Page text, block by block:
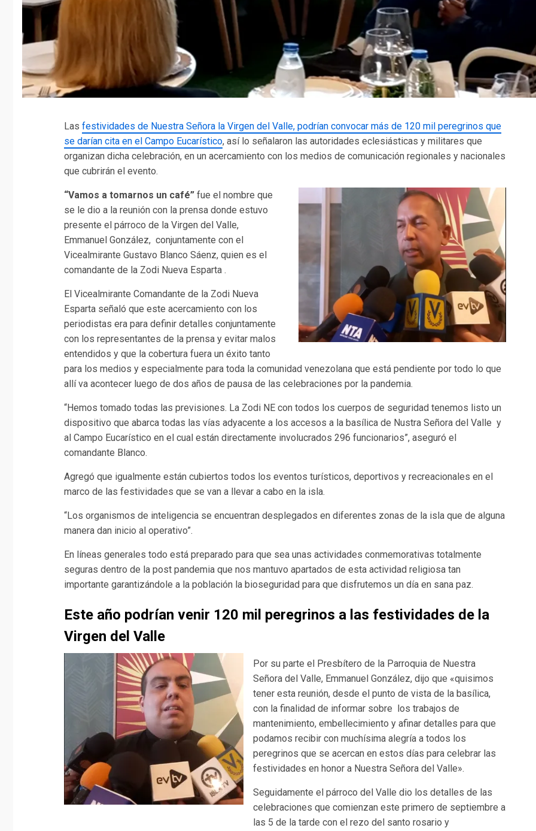
Las festividades de Nuestra Señora la Virgen del Valle, podrían convocar más de 120 mil peregrinos que
se darían cita en el Campo Eucarístico, así lo señalaron las autoridades eclesiásticas y militares que
organizan dicha celebración, en un acercamiento con los medios de comunicación regionales y nacionales
que cubrirán el evento.
“Vamos a tomarnos un café” fue el nombre que
se le dio a la reunión con la prensa donde estuvo
presente el párroco de la Virgen del Valle,
Emmanuel González, conjuntamente con el
Vicealmirante Gustavo Blanco Sáenz, quien es el
comandante de la Zodi Nueva Esparta .
El Vicealmirante Comandante de la Zodi Nueva
Esparta señaló que este acercamiento con los
periodistas era para definir detalles conjuntamente
con los representantes de la prensa y evitar malos
entendidos y que la cobertura fuera un éxito tanto
para los medios y especialmente para toda la comunidad venezolana que está pendiente por todo lo que
allí va acontecer luego de dos años de pausa de las celebraciones por la pandemia.
“Hemos tomado todas las previsiones. La Zodi NE con todos los cuerpos de seguridad tenemos listo un
dispositivo que abarca todas las vías adyacente a los accesos a la basílica de Nustra Señora del Valle y
al Campo Eucarístico en el cual están directamente involucrados 296 funcionarios”, aseguró el
comandante Blanco.
Agregó que igualmente están cubiertos todos los eventos turísticos, deportivos y recreacionales en el
marco de las festividades que se van a llevar a cabo en la isla.
“Los organismos de inteligencia se encuentran desplegados en diferentes zonas de la isla que de alguna
manera dan inicio al operativo”.
En líneas generales todo está preparado para que sea unas actividades conmemorativas totalmente
seguras dentro de la post pandemia que nos mantuvo apartados de esta actividad religiosa tan
importante garantizándole a la población la bioseguridad para que disfrutemos un día en sana paz.
Este año podrían venir 120 mil peregrinos a las festividades de la
Virgen del Valle
Por su parte el Presbítero de la Parroquia de Nuestra
Señora del Valle, Emmanuel González, dijo que «quisimos
tener esta reunión, desde el punto de vista de la basílica,
con la finalidad de informar sobre los trabajos de
mantenimiento, embellecimiento y afinar detalles para que
podamos recibir con muchísima alegría a todos los
peregrinos que se acercan en estos días para celebrar las
festividades en honor a Nuestra Señora del Valle».
Seguidamente el párroco del Valle dio los detalles de las
celebraciones que comienzan este primero de septiembre a
las 5 de la tarde con el rezo del santo rosario y